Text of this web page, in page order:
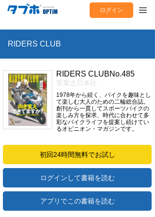
ログイン
RIDERS CLUB
RIDERS CLUBNo.485
実業之日本社
1978年から続く、バイクを趣味とし
て楽しむ大人のための二輪総合誌。
創刊から一貫してスポーツバイクの
楽しみ方を探求、時代に合わせて多
彩なバイクライフを提案し続けてい
るオピニオン・マガジンです。
初回24時間無料でお試し
ログインして書籍を読む
アプリでこの書籍を読む